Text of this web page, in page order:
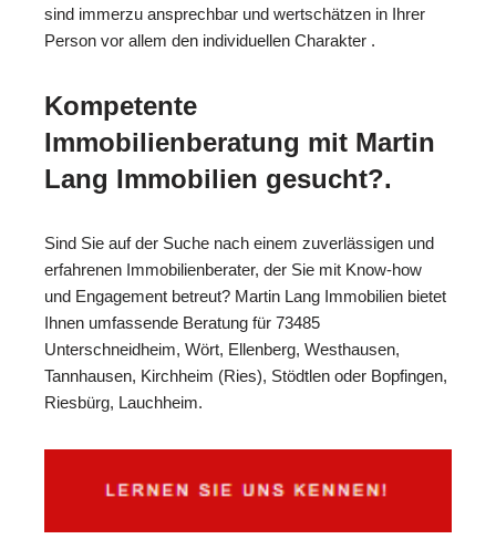
sind immerzu ansprechbar und wertschätzen in Ihrer
Person vor allem den individuellen Charakter .
Kompetente
Immobilienberatung mit Martin
Lang Immobilien gesucht?.
Sind Sie auf der Suche nach einem zuverlässigen und
erfahrenen Immobilienberater, der Sie mit Know-how
und Engagement betreut? Martin Lang Immobilien bietet
Ihnen umfassende Beratung für 73485
Unterschneidheim, Wört, Ellenberg, Westhausen,
Tannhausen, Kirchheim (Ries), Stödtlen oder Bopfingen,
Riesbürg, Lauchheim.